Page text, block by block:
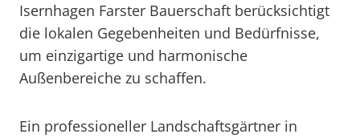
Isernhagen Farster Bauerschaft berücksichtigt
die lokalen Gegebenheiten und Bedürfnisse,
um einzigartige und harmonische
Außenbereiche zu schaffen.
Ein professioneller Landschaftsgärtner in